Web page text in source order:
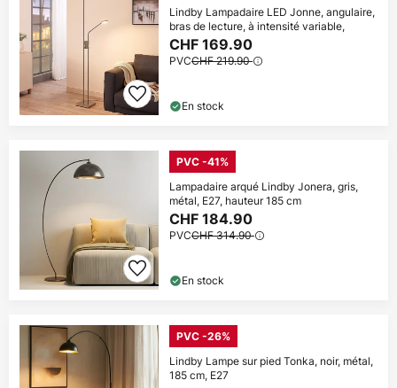
Lindby Lampadaire LED Jonne, angulaire,
bras de lecture, à intensité variable,
CHF 169.90
PVCCHF 219.90
En stock
PVC -41%
Lampadaire arqué Lindby Jonera, gris,
métal, E27, hauteur 185 cm
CHF 184.90
PVCCHF 314.90
En stock
PVC -26%
Lindby Lampe sur pied Tonka, noir, métal,
185 cm, E27